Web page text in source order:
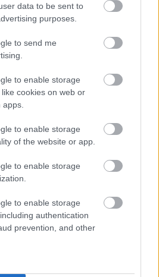
data to be sent to
purposes.
to send me
to enable storage
cookies on web or
to enable storage
of the website or app.
to enable storage
to enable storage
authentication
prevention, and other